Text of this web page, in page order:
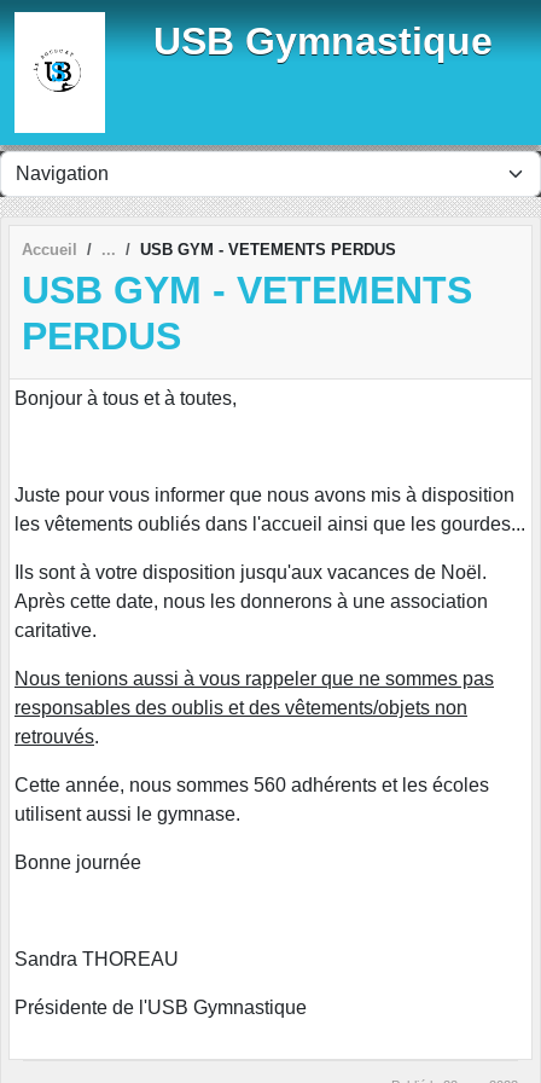
USB Gymnastique
Accueil USB GYM - VETEMENTS PERDUS
USB GYM - VETEMENTS
PERDUS
Bonjour à tous et à toutes,
Juste pour vous informer que nous avons mis à disposition
les vêtements oubliés dans l'accueil ainsi que les gourdes...
Ils sont à votre disposition jusqu'aux vacances de Noël.
Après cette date, nous les donnerons à une association
caritative.
Nous tenions aussi à vous rappeler que ne sommes pas
responsables des oublis et des vêtements/objets non
retrouvés.
Cette année, nous sommes 560 adhérents et les écoles
utilisent aussi le gymnase.
Bonne journée
Sandra THOREAU
Présidente de l'USB Gymnastique
Panneau de gestion des cookies